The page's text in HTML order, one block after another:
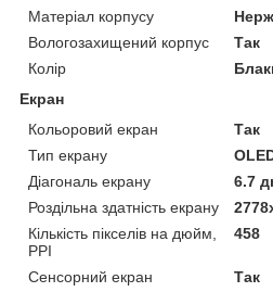
Матеріал корпусу
Вологозахищений корпус
Так
Колір
Екран
Кольоровий екран
Так
Тип екрану
Діагональ екрану
6.7
Роздільна здатність екрану
Кількість пікселів на дюйм,
PPI
458
Сенсорний екран
Так